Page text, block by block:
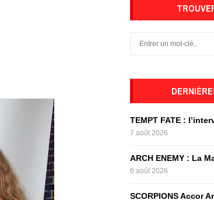
o
r
TEMPT FATE :
7 août 2026
ARCH ENEMY : La
6 août 2026
SCORPIONS Accor